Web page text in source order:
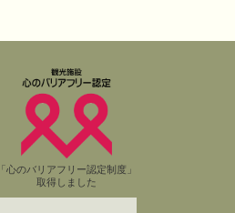
「心のバリアフリー認定制度」
取得しました